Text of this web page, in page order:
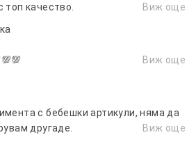
топ качество.
Виж още
Виж още
с бебешки артикули, няма да
другаде.
Виж още